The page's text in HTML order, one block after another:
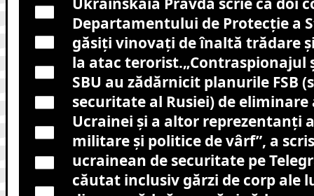
Departamentului de Protecţie a
găsiţi vinovaţi de înaltă trădare
la atac terorist.„Contraspionajul
SBU au zădărnicit planurile FSB
securitate al Rusiei) de
Ucrainei şi a altor reprezentanţi
militare şi politice de vârf”, a
ucrainean de securitate pe
căutat inclusiv gărzi de corp ale